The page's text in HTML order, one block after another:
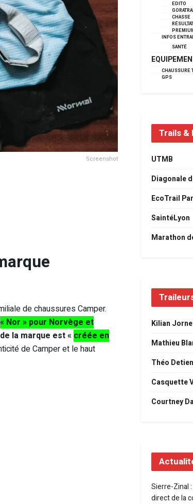
Screenshot
de chaussures Camper.
« Nor » pour Norvège et
la marque est « créée en
de Camper et le haut
EDITO
CHASSE
INFOS
SANTÉ
CHAUSSURE
GPS
Trails &
UTMB
Diagonale
EcoTrail
SaintéLyon
Marathon
Kilian
Mathieu
Théo
Casquette
Courtney
Sierre-Zinal
direct de la